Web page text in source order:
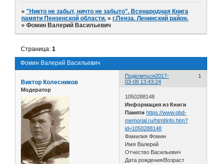
»"Никто не забыт, ничто не забыто". Всенародная Книга
памяти Пензенской области. »г.Пенза. Ленинский район.
»Фомин Валерий Васильевич
Фомин Валерий Васильевич
Страница:1
Поделиться 1
2017-
03-09 13:43:24
Виктор Колесников
Модератор
1050288148
Информация из Книги
Памяти https://www.obd-
memorial.ru/html/info.htm?
id=1050288148
Фамилия Фомин
Имя Валерий
Отчество Васильевич
Дата рождения/Возраст